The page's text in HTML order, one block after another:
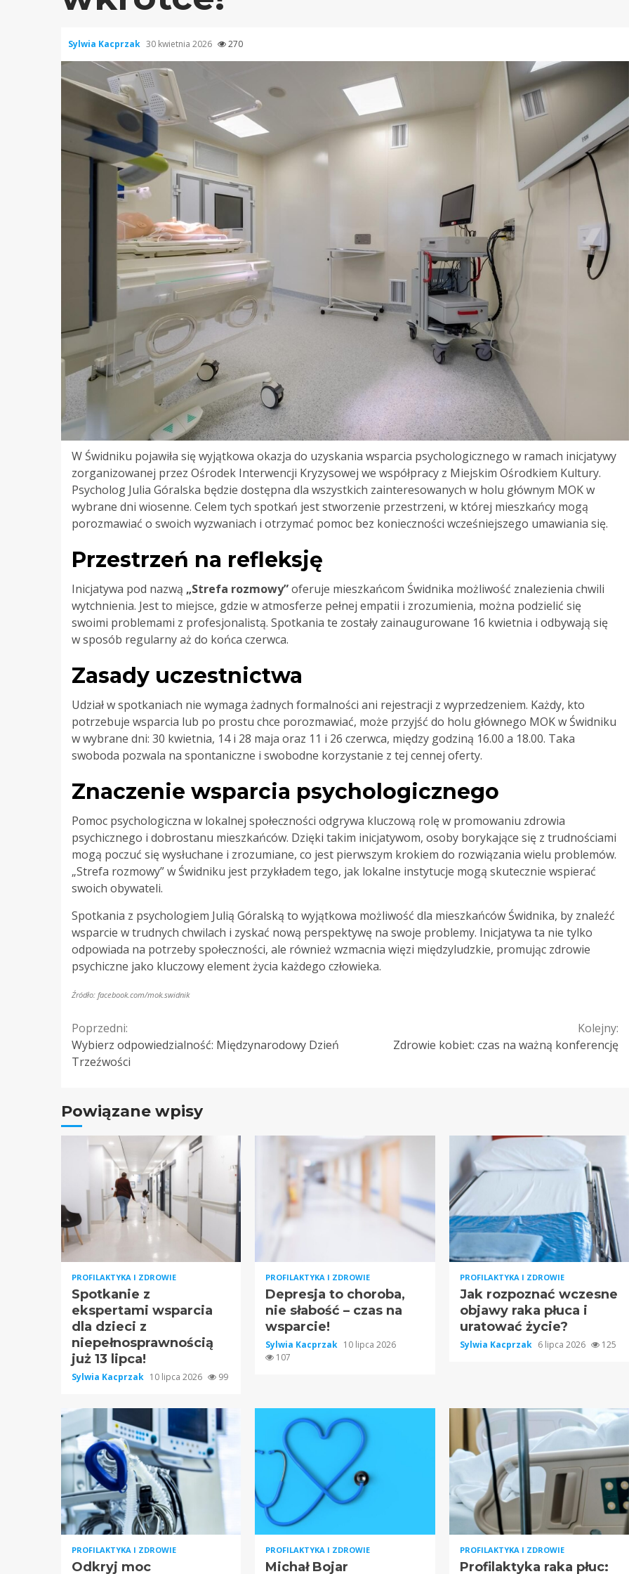
Sylwia Kacprzak 30 kwietnia 2026 270
W Świdniku pojawiła się wyjątkowa okazja do uzyskania wsparcia psychologicznego w ramach inicjatywy
zorganizowanej przez Ośrodek Interwencji Kryzysowej we współpracy z Miejskim Ośrodkiem Kultury.
Psycholog Julia Góralska będzie dostępna dla wszystkich zainteresowanych w holu głównym MOK w
wybrane dni wiosenne. Celem tych spotkań jest stworzenie przestrzeni, w której mieszkańcy mogą
porozmawiać o swoich wyzwaniach i otrzymać pomoc bez konieczności wcześniejszego umawiania się.
Przestrzeń na refleksję
Inicjatywa pod nazwą „Strefa rozmowy”oferuje mieszkańcom Świdnika możliwość znalezienia chwili
wytchnienia. Jest to miejsce, gdzie w atmosferze pełnej empatii i zrozumienia, można podzielić się
swoimi problemami z profesjonalistą. Spotkania te zostały zainaugurowane 16 kwietnia i odbywają się
w sposób regularny aż do końca czerwca.
Zasady uczestnictwa
Udział w spotkaniach nie wymaga żadnych formalności ani rejestracji z wyprzedzeniem. Każdy, kto
potrzebuje wsparcia lub po prostu chce porozmawiać, może przyjść do holu głównego MOK w Świdniku
w wybrane dni: 30 kwietnia, 14 i 28 maja oraz 11 i 26 czerwca, między godziną 16.00 a 18.00. Taka
swoboda pozwala na spontaniczne i swobodne korzystanie z tej cennej oferty.
Znaczenie wsparcia psychologicznego
Pomoc psychologiczna w lokalnej społeczności odgrywa kluczową rolę w promowaniu zdrowia
psychicznego i dobrostanu mieszkańców. Dzięki takim inicjatywom, osoby borykające się z trudnościami
mogą poczuć się wysłuchane i zrozumiane, co jest pierwszym krokiem do rozwiązania wielu problemów.
„Strefa rozmowy” w Świdniku jest przykładem tego, jak lokalne instytucje mogą skutecznie wspierać
swoich obywateli.
Spotkania z psychologiem Julią Góralską to wyjątkowa możliwość dla mieszkańców Świdnika, by znaleźć
wsparcie w trudnych chwilach i zyskać nową perspektywę na swoje problemy. Inicjatywa ta nie tylko
odpowiada na potrzeby społeczności, ale również wzmacnia więzi międzyludzkie, promując zdrowie
psychiczne jako kluczowy element życia każdego człowieka.
Źródło: facebook.com/mok.swidnik
Continue
Reading
Poprzedni:
Wybierz odpowiedzialność: Międzynarodowy Dzień
Trzeźwości
Kolejny:
Zdrowie kobiet: czas na ważną konferencję
Powiązane wpisy
PROFILAKTYKA I ZDROWIE
Spotkanie z
ekspertami wsparcia
dla dzieci z
niepełnosprawnością
już 13 lipca!
Sylwia Kacprzak 10 lipca 2026 99
PROFILAKTYKA I ZDROWIE
Depresja to choroba,
nie słabość – czas na
wsparcie!
Sylwia Kacprzak 10 lipca 2026
107
PROFILAKTYKA I ZDROWIE
Jak rozpoznać wczesne
objawy raka płuca i
uratować życie?
Sylwia Kacprzak 6 lipca 2026 125
PROFILAKTYKA I ZDROWIE
Odkryj moc
PROFILAKTYKA I ZDROWIE
Michał Bojar
PROFILAKTYKA I ZDROWIE
Profilaktyka raka płuc: